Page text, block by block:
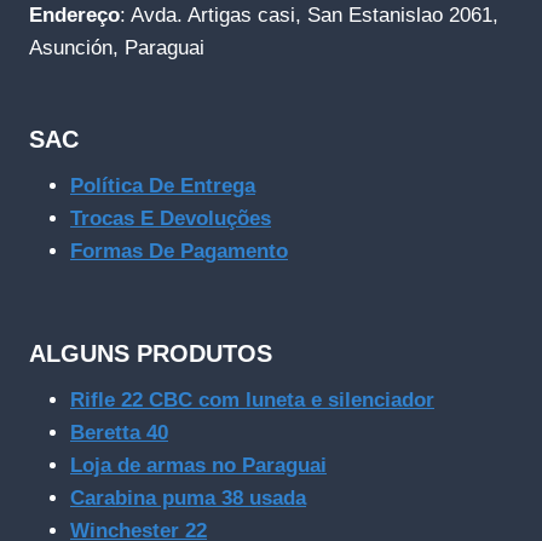
Endereço: Avda. Artigas casi, San Estanislao 2061,
Asunción, Paraguai
SAC
Política De Entrega
Trocas E Devoluções
Formas De Pagamento
ALGUNS PRODUTOS
Rifle 22 CBC com luneta e silenciador
Beretta 40
Loja de armas no Paraguai
Carabina puma 38 usada
Winchester 22